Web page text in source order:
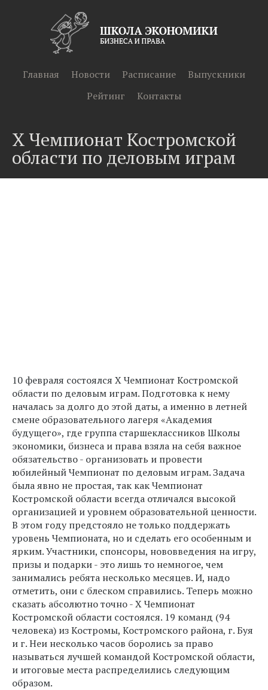
Главная Новости Расписание
Выпускники
Рейтинг
Контакты
Х Чемпионат Костромской
области по деловым играм
10 февраля состоялся Х Чемпионат Костромской
области по деловым играм. Подготовка к нему
началась за долго до этой даты, а именно в летней
смене образовательного лагеря «Академия
будущего», где группа старшеклассников Школы
экономики, бизнеса и права взяла на себя важное
обязательство - организовать и провести
юбилейный Чемпионат по деловым играм. Задача
была явно не простая, так как Чемпионат
Костромской области всегда отличался высокой
организацией и уровнем образовательной ценности.
В этом году предстояло не только поддержать
уровень Чемпионата, но и сделать его особенным и
ярким. Участники, спонсоры, нововведения на игру,
призы и подарки - это лишь то немногое, чем
занимались ребята несколько месяцев. И, надо
отметить, они с блеском справились. Теперь можно
сказать абсолютно точно - Х Чемпионат
Костромской области состоялся. 19 команд (94
человека) из Костромы, Костромского района, г. Буя
и г. Неи несколько часов боролись за право
называться лучшей командой Костромской области,
и итоговые места распределились следующим
образом.